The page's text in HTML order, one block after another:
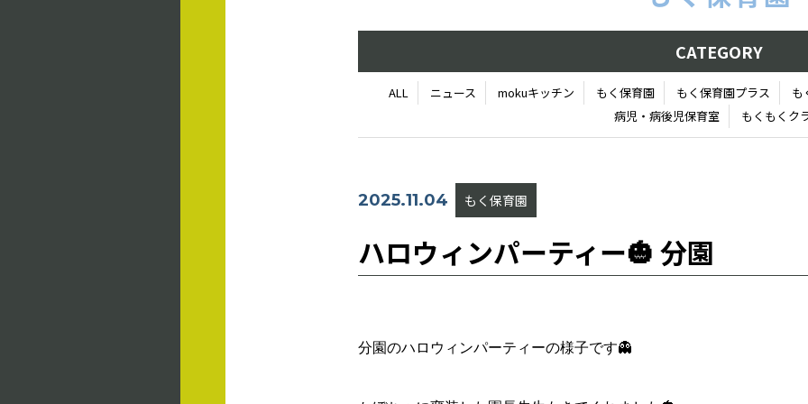
CATEGORY
ALL ニュース mokuキッチン もく保育園 もく保育園プラス も
病児・病後児保育室
もくもくク
2025.11.04 もく保育園
ハロウィンパーティー🎃 分園
分園のハロウィンパーティーの様子です👻